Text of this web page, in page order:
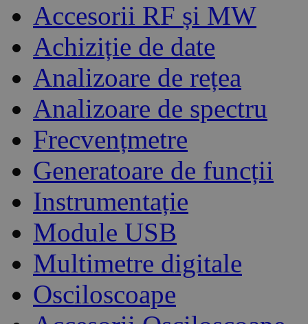
Accesorii RF și MW
Achiziție de date
Analizoare de rețea
Analizoare de spectru
Frecvențmetre
Generatoare de funcții
Instrumentație
Module USB
Multimetre digitale
Osciloscoape